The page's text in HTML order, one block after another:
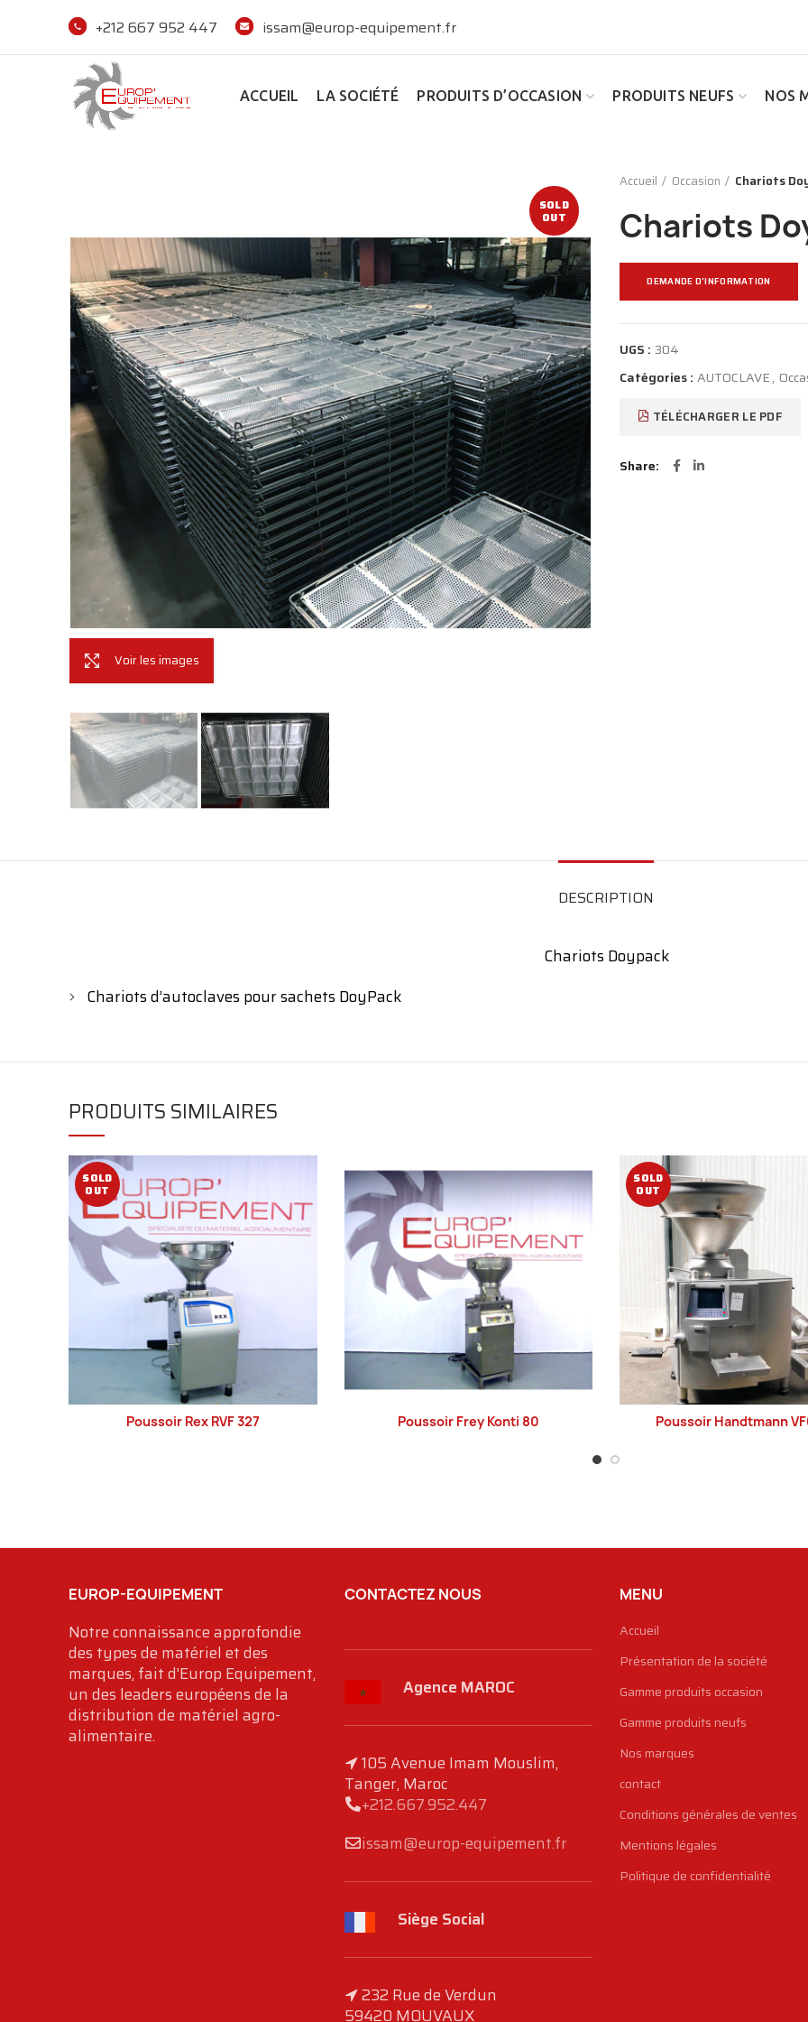
+212 667 952 447 issam@europ-equipement.fr
ACCUEIL LA SOCIÉTÉ PRODUITS D’OCCASION PRODUITS NEUFS NOS
SOLD
OUT
Voir les images
Accueil Occasion Chariots
Chariots
DEMANDE D'INFORMATION
UGS : 304
Catégories : AUTOCLAVE,
TÉLÉCHARGER LE PDF
Share
DESCRIPTION
Chariots Doypack
Chariots d’autoclaves pour sachets DoyPack
PRODUITS SIMILAIRES
SOLD
OUT
LIRE LA SUITE
Poussoir Rex RVF 327 LIRE LA SUITE
Poussoir Frey Konti 80
SOLD
OUT
LIRE LA SUITE
Poussoir Handtmann
EUROP-EQUIPEMENT
Notre connaissance approfondie
des types de matériel et des
marques, fait d'Europ Equipement,
un des leaders européens de la
distribution de matériel agro-
alimentaire.
CONTACTEZ NOUS
Agence MAROC
105 Avenue Imam Mouslim,
Tanger, Maroc
+212.667.952.447
issam@europ-equipement.fr
Siège Social
232 Rue de Verdun
59420 MOUVAUX
MENU
Accueil
Présentation de la société
Gamme produits occasion
Gamme produits neufs
Nos marques
contact
Conditions générales de ventes
Mentions légales
Politique de confidentialité